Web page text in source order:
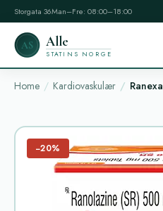
Storgata 36Man–Fre: 08:00–18:00
AS Alle
STATINS NORGE
Home Kardiovaskulær Ranexa
−20%